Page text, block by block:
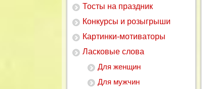
Тосты на праздник
Конкурсы и розыгрыши
Картинки-мотиваторы
Ласковые слова
Для женщин
Для мужчин